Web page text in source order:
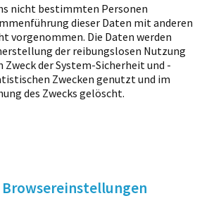
nicht bestimmten Personen
dieser Daten mit anderen
vorgenommen. Die Daten werden
der reibungslosen Nutzung
Zweck der System-Sicherheit und -
Zwecken genutzt und im
des Zwecks gelöscht.
Browsereinstellungen